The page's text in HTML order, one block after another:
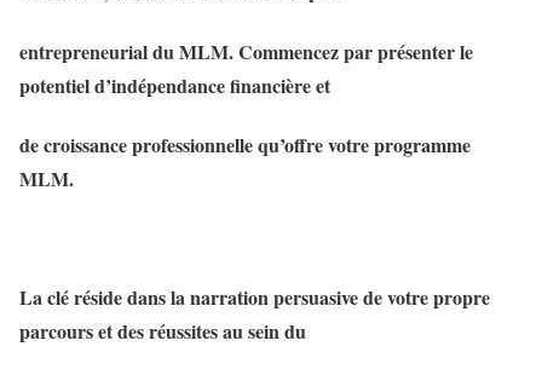
entrepreneurial du MLM. Commencez par présenter le
potentiel d’indépendance financière et
de croissance professionnelle qu’offre votre programme
MLM.
La clé réside dans la narration persuasive de votre propre
parcours et des réussites au sein du